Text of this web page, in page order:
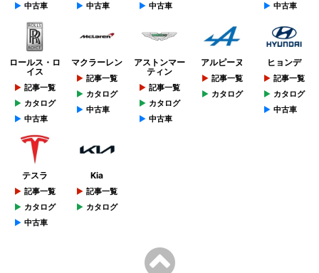
中古車
中古車
中古車
中古車
ロールス・ロ
イス
記事一覧
カタログ
中古車
マクラーレン
記事一覧
カタログ
中古車
アストンマー
ティン
記事一覧
カタログ
中古車
アルピーヌ
記事一覧
カタログ
ヒョンデ
記事一覧
カタログ
中古車
テスラ
記事一覧
カタログ
中古車
Kia
記事一覧
カタログ